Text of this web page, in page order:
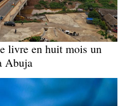
livre en huit mois un
Abuja